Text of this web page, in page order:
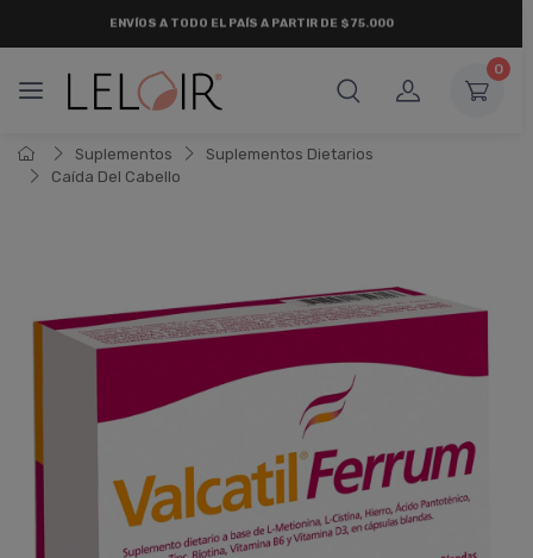
0
Suplementos
Suplementos Dietarios
Caí­da Del Cabello